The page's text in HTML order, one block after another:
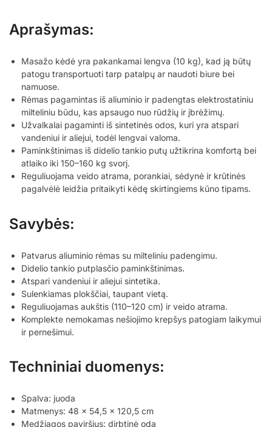
Aprašymas:
Masažo kėdė yra pakankamai lengva (10 kg), kad ją būtų
patogu transportuoti tarp patalpų ar naudoti biure bei
namuose.
Rėmas pagamintas iš aliuminio ir padengtas elektrostatiniu
milteliniu būdu, kas apsaugo nuo rūdžių ir įbrėžimų.
Užvalkalai pagaminti iš sintetinės odos, kuri yra atspari
vandeniui ir aliejui, todėl lengvai valoma.
Paminkštinimas iš didelio tankio putų užtikrina komfortą bei
atlaiko iki 150–160 kg svorį.
Reguliuojama veido atrama, porankiai, sėdynė ir krūtinės
pagalvėlė leidžia pritaikyti kėdę skirtingiems kūno tipams.
Savybės:
Patvarus aliuminio rėmas su milteliniu padengimu.
Didelio tankio putplasčio paminkštinimas.
Atspari vandeniui ir aliejui sintetika.
Sulenkiamas plokščiai, taupant vietą.
Reguliuojamas aukštis (110–120 cm) ir veido atrama.
Komplekte nemokamas nešiojimo krepšys patogiam laikymui
ir pernešimui.
Techniniai duomenys:
Spalva: juoda
Matmenys: 48 x 54,5 x 120,5 cm
Medžiagos paviršius: dirbtinė oda